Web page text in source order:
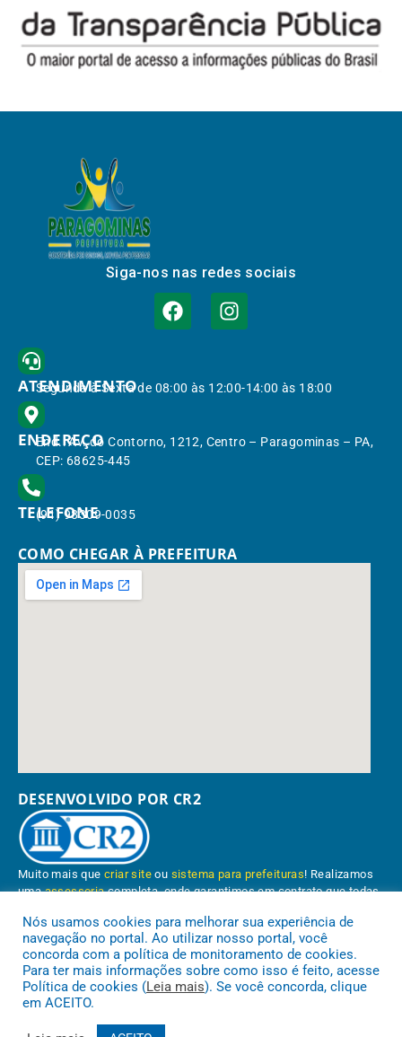
Siga-nos nas redes sociais
ATENDIMENTO
Segunda à Sexta de 08:00 às 12:00-14:00 às 18:00
ENDEREÇO
End.: Av. do Contorno, 1212, Centro – Paragominas – PA,
CEP: 68625-445
TELEFONE
(91) 98309-0035
COMO CHEGAR À PREFEITURA
DESENVOLVIDO POR CR2
Muito mais quecriar site ou sistema para prefeituras! Realizamos
umaassessoriacompleta, onde garantimos em contrato que todas
Conheça oPNTP e oRadar da Transparência Pública
Nós usamos cookies para melhorar sua experiência de
navegação no portal. Ao utilizar nosso portal, você
concorda com a política de monitoramento de cookies.
Para ter mais informações sobre como isso é feito, acesse
Política de cookies (Leia mais). Se você concorda, clique
em ACEITO.